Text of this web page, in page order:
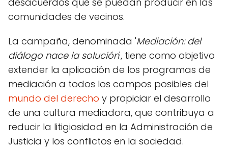
comunidades de vecinos.
La campaña, denominada 'Mediación: del
diálogo nace la solución', tiene como objetivo
extender la aplicación de los programas de
mediación a todos los campos posibles del
mundo del derecho y propiciar el desarrollo
de una cultura mediadora, que contribuya a
reducir la litigiosidad en la Administración de
Justicia y los conflictos en la sociedad.